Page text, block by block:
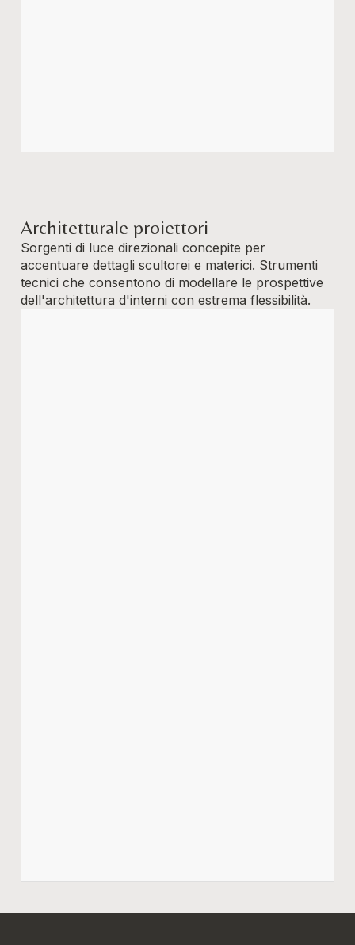
Architetturale proiettori
Sorgenti di luce direzionali concepite per
accentuare dettagli scultorei e materici. Strumenti
tecnici che consentono di modellare le prospettive
dell'architettura d'interni con estrema flessibilità.